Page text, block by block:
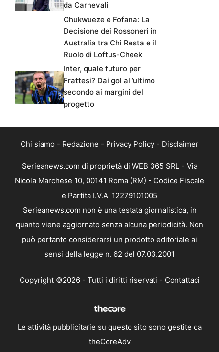
da Carnevali
Chukwueze e Fofana: La
Decisione dei Rossoneri in
Australia tra Chi Resta e il
Ruolo di Loftus-Cheek
Inter, quale futuro per
Frattesi? Dai gol all’ultimo
secondo ai margini del
progetto
Chi siamo - Redazione - Privacy Policy - Disclaimer
Serieanews.com di proprietà di WEB 365 SRL - Via
Nicola Marchese 10, 00141 Roma (RM) - Codice Fiscale
e Partita I.V.A. 12279101005
Serieanews.com non è una testata giornalistica, in
quanto viene aggiornato senza alcuna periodicità. Non
può pertanto considerarsi un prodotto editoriale ai
sensi della legge n. 62 del 07.03.2001
Copyright ©2026 - Tutti i diritti riservati - Contattaci
Le attività pubblicitarie su questo sito sono gestite da
theCoreAdv